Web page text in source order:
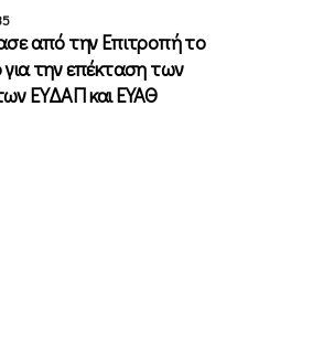
από την Επιτροπή το
για την επέκταση των
ΕΥΔΑΠ και ΕΥΑΘ